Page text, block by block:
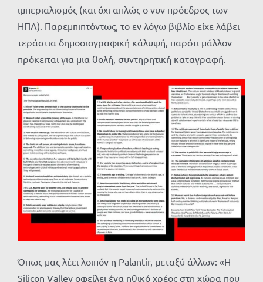
ιμπεριαλισμός (και όχι απλώς ο νυν πρόεδρος των
ΗΠΑ). Παρεμπιπτόντως, το εν λόγω βιβλίο είχε λάβει
τεράστια δημοσιογραφική κάλυψή, παρότι μάλλον
πρόκειται για μια θολή, συντηρητική καταγραφή.
Όπως μας λέει λοιπόν η Palantir, μεταξύ άλλων: «Η
Silicon Valley οφείλει ένα ηθικό χρέος στη χώρα που